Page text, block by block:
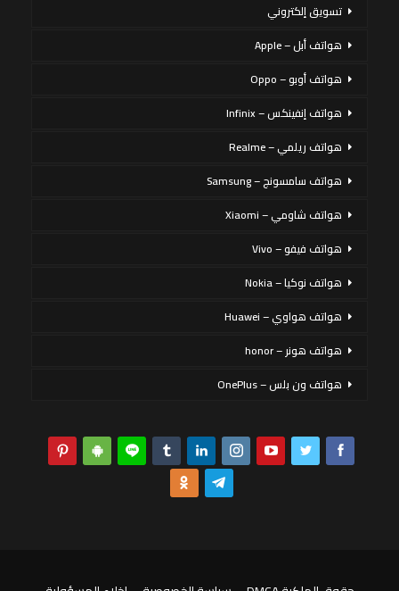
تسويق إلكتروني
هواتف أبل – Apple
هواتف أوبو – Oppo
هواتف إنفينكس – Infinix
هواتف ريلمي – Realme
هواتف سامسونج – Samsung
هواتف شاومي – Xiaomi
هواتف فيفو – Vivo
هواتف نوكيا – Nokia
هواتف هواوي – Huawei
هواتف هونر – honor
هواتف ون بلس – OnePlus